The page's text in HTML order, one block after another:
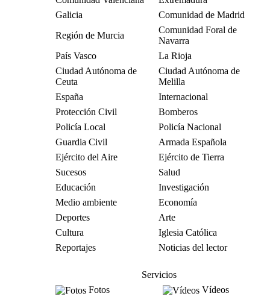
Galicia
Comunidad de Madrid
Región de Murcia
Comunidad Foral de
Navarra
País Vasco
La Rioja
Ciudad Autónoma de
Ceuta
Ciudad Autónoma de
Melilla
España
Internacional
Protección Civil
Bomberos
Policía Local
Policía Nacional
Guardia Civil
Armada Española
Ejército del Aire
Ejército de Tierra
Sucesos
Salud
Educación
Investigación
Medio ambiente
Economía
Deportes
Arte
Cultura
Iglesia Católica
Reportajes
Noticias del lector
Servicios
Fotos
Vídeos